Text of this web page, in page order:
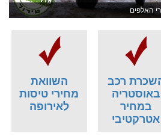
האלפים
רכב
באוסטריה
במחיר
אטרקטיבי
השוואת
מחירי טיסות
לאירופה